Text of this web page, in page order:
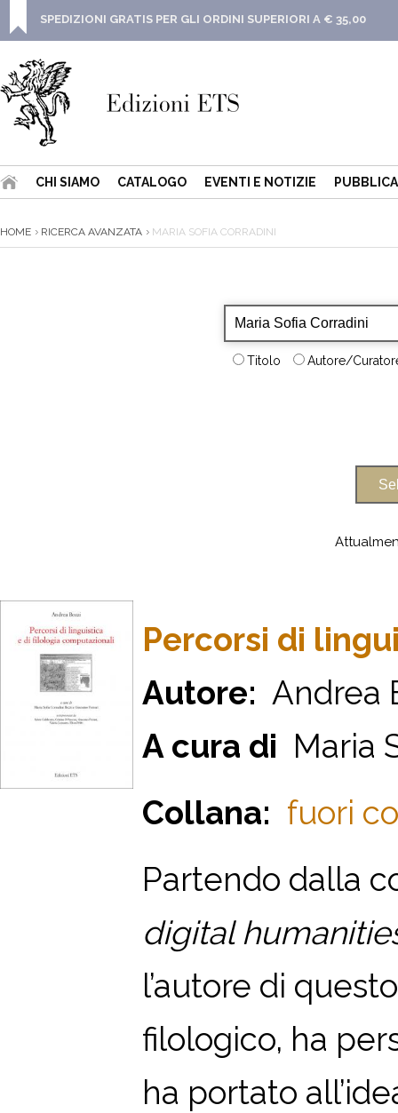
SPEDIZIONI GRATIS PER GLI ORDINI SUPERIORI A € 35,00
CHI SIAMO CATALOGO EVENTI E NOTIZIE
HOME RICERCA AVANZATA MARIA SOFIA CORRADINI
Titolo Autore/
Percorsi di
Autore: Andrea
A cura di Maria
Collana: fuori
Partendo dalla
digital
l’autore di
filologico, ha
ha portato